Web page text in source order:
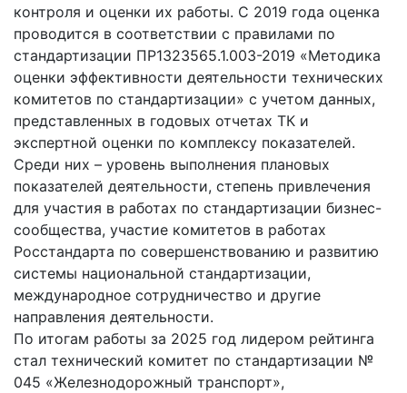
контроля и оценки их работы. С 2019 года оценка
проводится в соответствии с правилами по
стандартизации ПР1323565.1.003-2019 «Методика
оценки эффективности деятельности технических
комитетов по стандартизации» с учетом данных,
представленных в годовых отчетах ТК и
экспертной оценки по комплексу показателей.
Среди них – уровень выполнения плановых
показателей деятельности, степень привлечения
для участия в работах по стандартизации бизнес-
сообщества, участие комитетов в работах
Росстандарта по совершенствованию и развитию
системы национальной стандартизации,
международное сотрудничество и другие
направления деятельности.
По итогам работы за 2025 год лидером рейтинга
стал технический комитет по стандартизации №
045 «Железнодорожный транспорт»,